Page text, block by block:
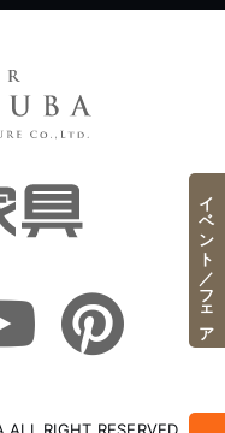
イベント／フェア